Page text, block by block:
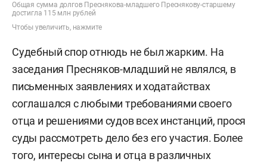
Общая сумма долгов Преснякова-младшего Преснякову-старшему
достигла 115 млн рублей
Чтобы увеличить, нажмите
Судебный спор отнюдь не был жарким. На
заседания Пресняков-младший не являлся, в
письменных заявлениях и ходатайствах
соглашался с любыми требованиями своего
отца и решениями судов всех инстанций, прося
суды рассмотреть дело без его участия. Более
того, интересы сына и отца в различных